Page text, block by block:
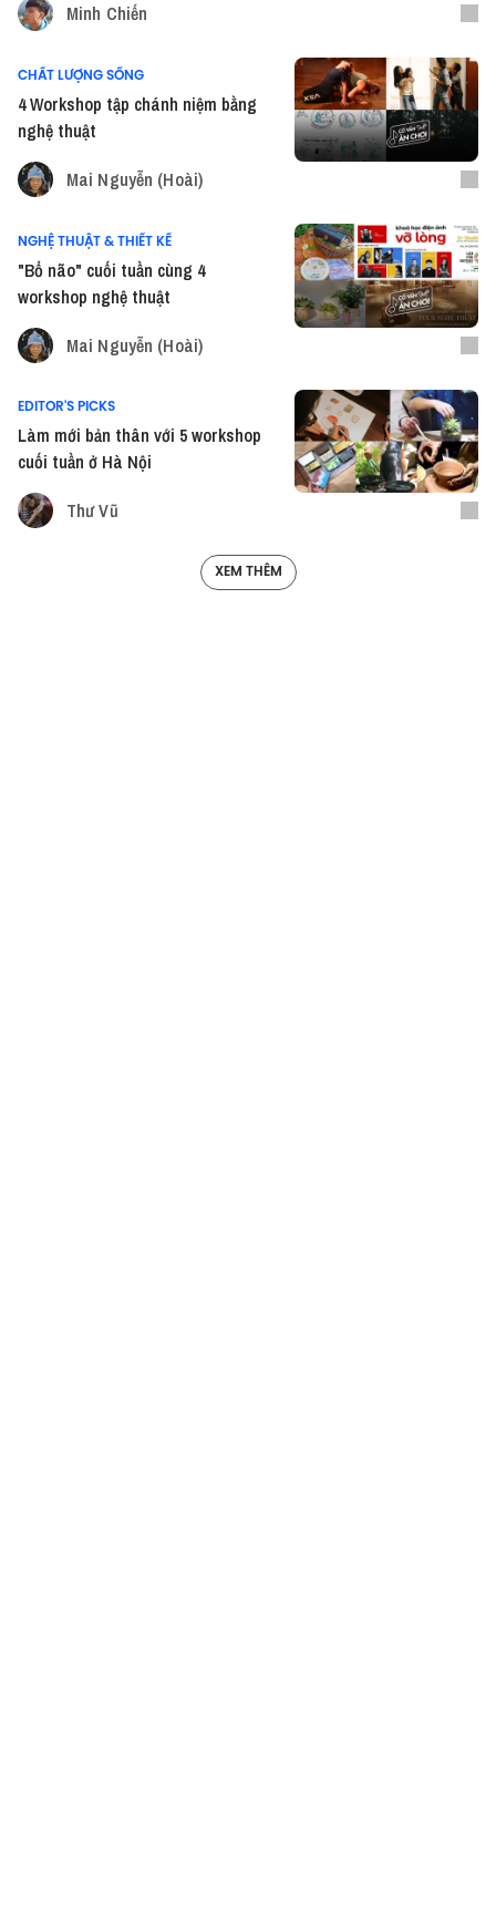
Minh Chiến
CHẤT LƯỢNG SỐNG
4 Workshop tập chánh niệm bằng
nghệ thuật
Mai Nguyễn (Hoài)
NGHỆ THUẬT & THIẾT KẾ
"Bổ não" cuối tuần cùng 4
workshop nghệ thuật
Mai Nguyễn (Hoài)
EDITOR'S PICKS
Làm mới bản thân với 5 workshop
cuối tuần ở Hà Nội
Thư Vũ
XEM THÊM